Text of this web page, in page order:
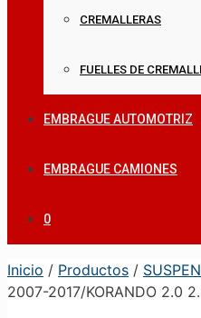
CREMALLERAS
FUELLES DE
EMBRAGUE AUTOMOTRIZ
EMBRAGUE CAMIONES
0
Inicio / Productos /
2007-2017/KORANDO 2.0